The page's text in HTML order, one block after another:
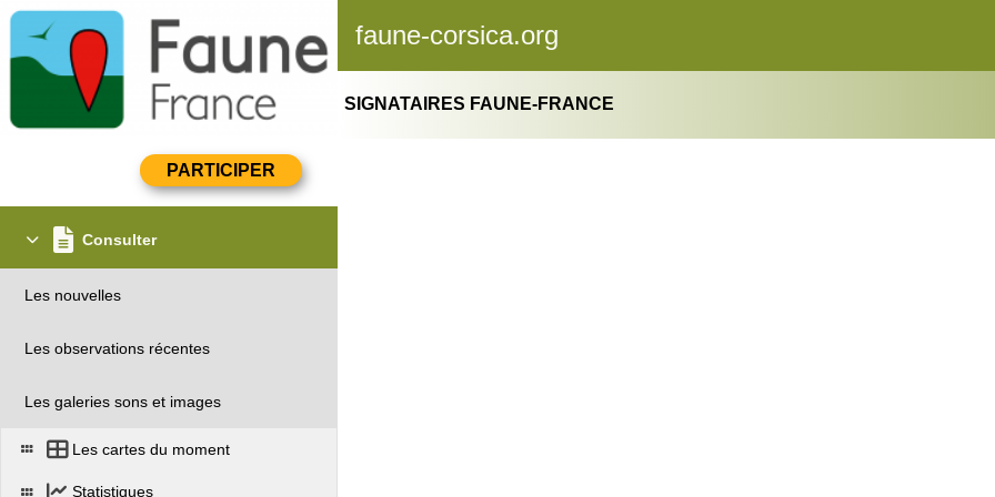
faune-corsica.org
Consulter
Les nouvelles
Les observations récentes
Les galeries sons et images
Les cartes du moment
Statistiques
SIGNATAIRES FAUNE-FRANCE